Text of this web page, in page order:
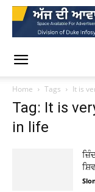
Home Tags It is
Tag: It is
in life